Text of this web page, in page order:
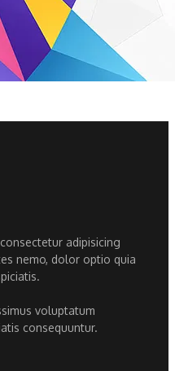
adipisicing
nemo, dolor optio quia
voluptatum
consequuntur.